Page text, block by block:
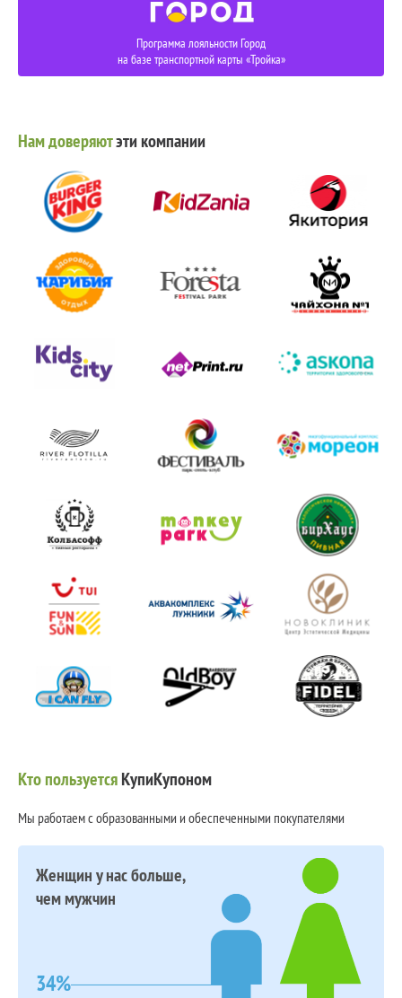
Программа лояльности Город
на базе транспортной карты «Тройка»
Нам доверяютэти компании
Кто пользуетсяКупиКупоном
Мы работаем с образованными и обеспеченными покупателями
Женщин у нас больше,
чем мужчин
34%